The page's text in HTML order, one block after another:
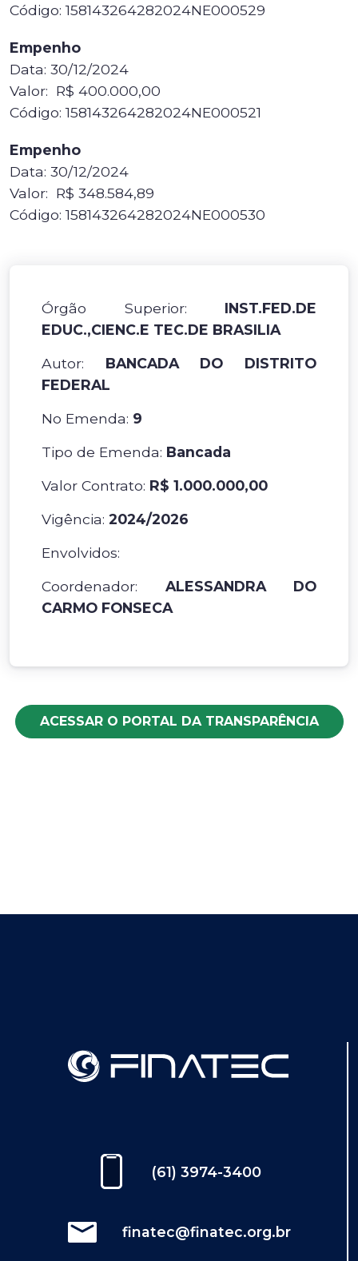
Código: 158143264282024NE000529
Empenho
Data: 30/12/2024
Valor: R$ 400.000,00
Código: 158143264282024NE000521
Empenho
Data: 30/12/2024
Valor: R$ 348.584,89
Código: 158143264282024NE000530
Órgão Superior: INST.FED.DE
EDUC.,CIENC.E TEC.DE BRASILIA
Autor: BANCADA DO DISTRITO
FEDERAL
No Emenda: 9
Tipo de Emenda: Bancada
Valor Contrato: R$ 1.000.000,00
Vigência: 2024/2026
Envolvidos:
Coordenador: ALESSANDRA DO
CARMO FONSECA
ACESSAR O PORTAL DA TRANSPARÊNCIA
(61) 3974-3400
finatec@finatec.org.br